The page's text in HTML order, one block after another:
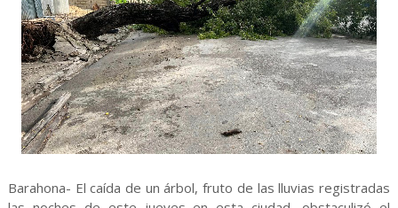
Barahona- El caída de un árbol, fruto de las lluvias registradas